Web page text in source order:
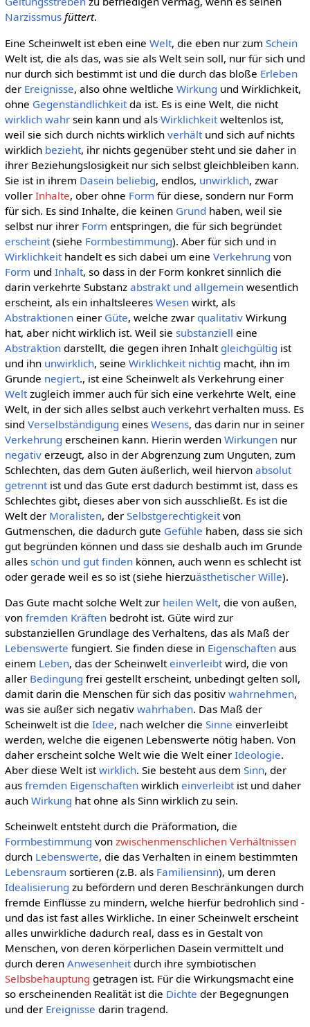
Narzissmus füttert.
Eine Scheinwelt ist eben eine Welt, die eben nur zum Schein
Welt ist, die als das, was sie als Welt sein soll, nur für sich und
nur durch sich bestimmt ist und die durch das bloße Erleben
der Ereignisse, also ohne weltliche Wirkung und Wirklichkeit,
ohne Gegenständlichkeitda ist. Es is eine Welt, die nicht
wirklich wahrsein kann und als Wirklichkeitweltenlos ist,
weil sie sich durch nichts wirklich verhältund sich auf nichts
wirklich bezieht, ihr nichts gegenüber steht und sie daher in
ihrer Beziehungslosigkeit nur sich selbst gleichbleiben kann.
Sie ist in ihrem Dasein beliebig, endlos, unwirklich, zwar
voller Inhalte, ober ohne Form für diese, sondern nur Form
für sich. Es sind Inhalte, die keinen Grund haben, weil sie
selbst nur ihrer Form entspringen, die für sich begründet
erscheint(siehe Formbestimmung). Aber für sich und in
Wirklichkeithandelt es sich dabei um eine Verkehrung von
Form und Inhalt, so dass in der Form konkret sinnlich die
darin verkehrte Substanz abstrakt und allgemeinwesentlich
erscheint, als ein inhaltsleeres Wesenwirkt, als
Abstraktioneneiner Güte, welche zwar qualitativWirkung
hat, aber nicht wirklich ist. Weil sie substanziell eine
Abstraktiondarstellt, die gegen ihren Inhalt gleichgültig ist
und ihn unwirklich, seine Wirklichkeit nichtig macht, ihn im
Grunde negiert., ist eine Scheinwelt als Verkehrung einer
Weltzugleich immer auch für sich eine verkehrte Welt, eine
Welt, in der sich alles selbst auch verkehrt verhalten muss. Es
sind Verselbständigung eines Wesens, das darin nur in seiner
Verkehrung erscheinen kann. Hierin werden Wirkungennur
negativerzeugt, also in der Abgrenzung zum Unguten, zum
Schlechten, das dem Guten äußerlich, weil hiervon absolut
getrenntist und das Gute erst dadurch bestimmt ist, dass es
Schlechtes gibt, dieses aber von sich ausschließt. Es ist die
Welt der Moralisten, der Selbstgerechtigkeitvon
Gutmenschen, die dadurch gute Gefühle haben, dass sie sich
gut begründen können und dass sie deshalb auch im Grunde
alles schön und gut findenkönnen, auch wenn es schlecht ist
oder gerade weil es so ist (siehe hierzuästhetischer Wille).
Das Gute macht solche Welt zur heilen Welt, die von außen,
von fremden Kräftenbedroht ist. Güte wird zur
substanziellen Grundlage des Verhaltens, das als Maß der
Lebenswerte fungiert. Sie finden diese in Eigenschaftenaus
einem Leben, das der Scheinwelteinverleibtwird, die von
aller Bedingung frei gestellt erscheint, unbedingt gelten soll,
damit darin die Menschen für sich das positiv wahrnehmen,
was sie außer sich negativ wahrhaben. Das Maß der
Scheinwelt ist die Idee, nach welcher die Sinne einverleibt
werden, welche die eigenen Lebenswerte nötig haben. Von
daher erscheint solche Welt wie die Welt einer Ideologie.
Aber diese Welt istwirklich. Sie besteht aus dem Sinn, der
aus fremden Eigenschaftenwirklich einverleibtist und daher
auch Wirkung hat ohne als Sinn wirklich zu sein.
Scheinwelt entsteht durch die Präformation, die
Formbestimmung von zwischenmenschlichen Verhältnissen
durch Lebenswerte, die das Verhalten in einem bestimmten
Lebensraum sortieren (z.B. als Familiensinn), um deren
Idealisierung zu befördern und deren Beschränkungen durch
fremde Einflüsse zu mindern, welche hierfür bedrohlich sind -
und das ist fast alles Wirkliche. In einer Scheinwelt erscheint
alles unwirkliche dadurch real, dass es in Gestalt von
Menschen, von deren körperlichen Dasein vermittelt und
durch deren Anwesenheitdurch ihre symbiotischen
Selbsbehauptung getragen ist. Für die Wirkungsmacht eine
so erscheinenden Realität ist die Dichte der Begegnungen
und der Ereignisse darin tragend.